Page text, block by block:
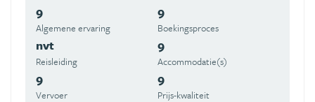
9
Algemene ervaring
9
Boekingsproces
nvt
Reisleiding
9
Accommodatie(s)
9
Vervoer
9
Prijs-kwaliteit